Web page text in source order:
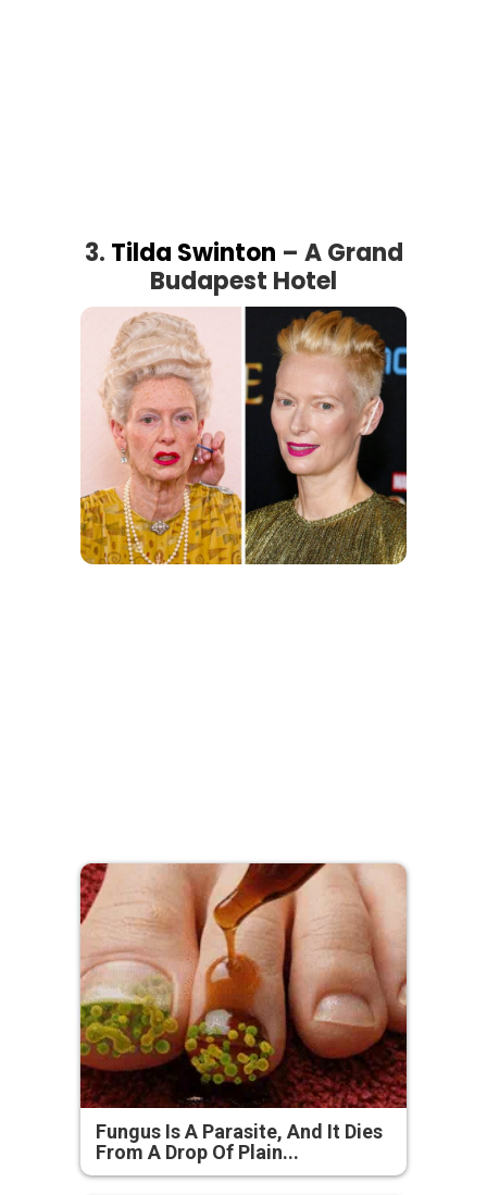
3. Tilda Swinton – A Grand
Budapest Hotel
Fungus Is A Parasite, And It Dies
From A Drop Of Plain...